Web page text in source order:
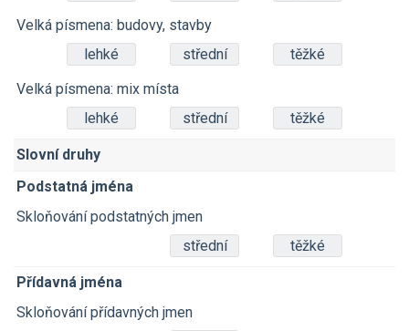
Velká písmena: budovy, stavby
lehké
střední těžké
Velká písmena: mix místa
lehké
střední těžké
Slovní druhy
Podstatná jména
Skloňování podstatných jmen
střední
těžké
Přídavná jména
Skloňování přídavných jmen